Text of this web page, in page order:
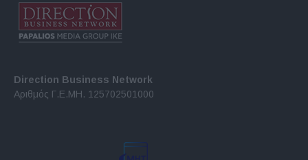
Direction Business Network
Αριθμός Γ.Ε.ΜΗ. 125702501000